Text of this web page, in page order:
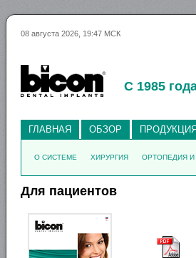
08 августа 2026, 19:47 МСК
С 1985
ГЛАВНАЯ ОБЗОР ПРОДУКЦИЯ
О СИСТЕМЕ ХИРУРГИЯ ОРТОПЕДИЯ
Для пациентов